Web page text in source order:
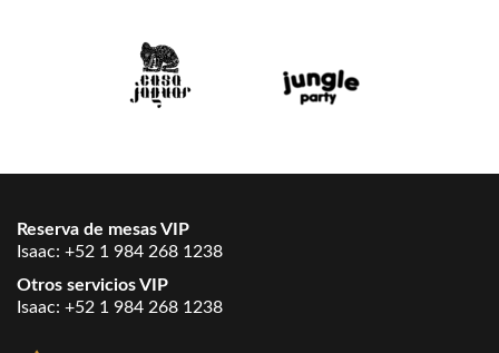
Reserva de mesas VIP
Isaac: +52 1 984 268 1238
Otros servicios VIP
Isaac: +52 1 984 268 1238